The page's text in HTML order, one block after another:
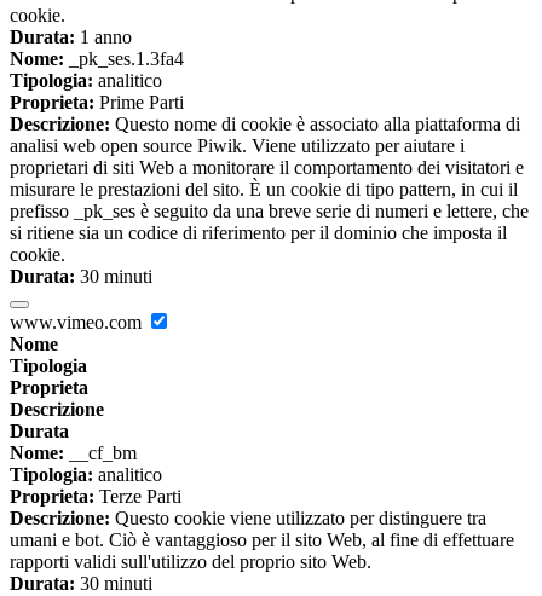
cookie.
Durata: 1 anno
Nome: _pk_ses.1.3fa4
Tipologia: analitico
Proprieta: Prime Parti
Descrizione: Questo nome di cookie è associato alla piattaforma di
analisi web open source Piwik. Viene utilizzato per aiutare i
proprietari di siti Web a monitorare il comportamento dei visitatori e
misurare le prestazioni del sito. È un cookie di tipo pattern, in cui il
prefisso _pk_ses è seguito da una breve serie di numeri e lettere, che
si ritiene sia un codice di riferimento per il dominio che imposta il
cookie.
Durata: 30 minuti
www.vimeo.com
Nome
Tipologia
Proprieta
Descrizione
Durata
Nome: __cf_bm
Tipologia: analitico
Proprieta: Terze Parti
Descrizione: Questo cookie viene utilizzato per distinguere tra
umani e bot. Ciò è vantaggioso per il sito Web, al fine di effettuare
rapporti validi sull'utilizzo del proprio sito Web.
Durata: 30 minuti